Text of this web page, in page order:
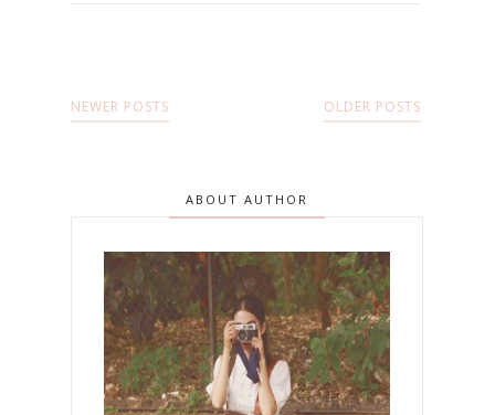
NEWER POSTS OLDER POSTS
ABOUT AUTHOR